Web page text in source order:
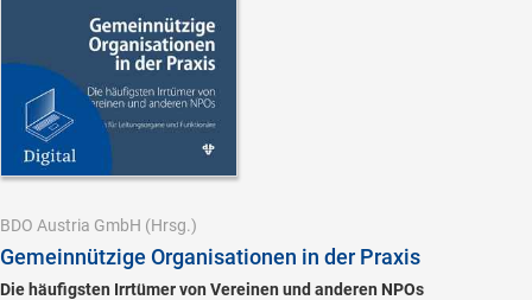
BDO Austria GmbH (Hrsg.)
Gemeinnützige Organisationen in der Praxis
Die häufigsten Irrtümer von Vereinen und anderen NPOs